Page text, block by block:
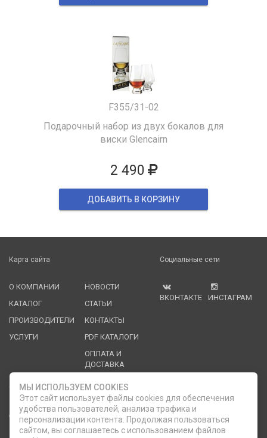
F355/31-02
Подарочный набор из двух бокалов для
виски Glencairn
2 490
ДОБАВИТЬ В КОРЗИНУ
Карта сайта
О КОМПАНИИ
КАТАЛОГ
ПРОИЗВОДИТЕЛИ
УСЛУГИ
НОВОСТИ
СТАТЬИ
КОНТАКТЫ
PDF КАТАЛОГИ
ОПЛАТА И
ДОСТАВКА
Социальные сети
ВКОНТАКТЕ ИНСТАГРАМ
Служба клиентской поддержки
ОБРАТНЫЙ ЗВОНОК phone
8 (812) 335-21-16
МЫ ИСПОЛЬЗУЕМ COOKIES
Этот сайт использует файлы cookies для обеспечения
удобства пользователей, анализа трафика и
персонализации контента. Продолжая пользоваться
сайтом, вы соглашаетесь с использованием файлов